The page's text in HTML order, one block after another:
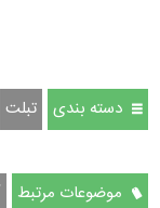
دسته بندی تبلت
موضوعات مرتبط